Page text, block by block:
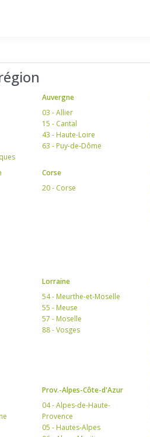
Auvergne
03 - Allier
15 - Cantal
43 - Haute-Loire
63 - Puy-de-Dôme
Corse
20 - Corse
Lorraine
54 - Meurthe-et-Moselle
55 - Meuse
57 - Moselle
88 - Vosges
Prov.-Alpes-Côte-d'Azur
04 - Alpes-de-Haute-
Provence
05 - Hautes-Alpes